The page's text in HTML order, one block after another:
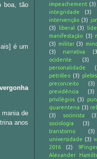
boa, tão
é um
de
anos
impeachement (3)
integridade
(3)
intervenção (3)
(3)
liberal (3)
manifestação (3)
(3) militar (3)
(3)
narrativa
ocidente
(3)
personalidade
petróleo (3)
preconceito
(3)
previdência
(3)
privilégios (3)
quarentena (3)
(3)
socinista
sociologia
(3)
transtorno
(3)
universidade (3)
2016
(2)
Alexander